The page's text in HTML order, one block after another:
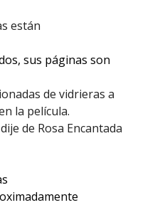
están
sus páginas son
de vidrieras a
la película.
de Rosa Encantada